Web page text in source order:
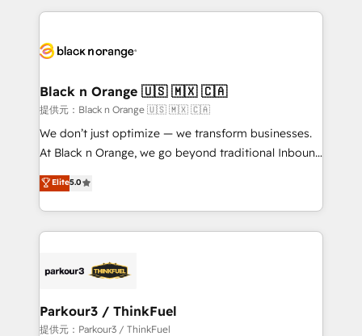
companies bridge the gap between marketing, sales,
data hygiene, and tailored HubSpot solutions. Our
a global consultancy with the care and agility of a
boutique firm. At Triario, we’re big enough to deliver
but small enough to listen. Our Services: HubSpot
implementations & data migration Custom AI agents
Website design Let’s turn your CRM into your growth
engine!
Black n Orange 🇺🇸 🇲🇽 🇨🇦
提供元：Black n Orange 🇺🇸 🇲🇽 🇨🇦
We don’t just optimize — we transform businesses.
At Black n Orange, we go beyond traditional Inbound
Marketing with our exclusive methodologies:
BOOMS and BOOST. Together, they form a powerful
combination that has driven success for over 800
businesses worldwide. As Elite HubSpot Partners, we
strategies that integrate data-driven marketing,
companies scale faster and smarter. 🔹 BOOMS:
Demand generation for all your buyers With BOOMS,
Elite5.0
Parkour3 / ThinkFuel
提供元：Parkour3 / ThinkFuel